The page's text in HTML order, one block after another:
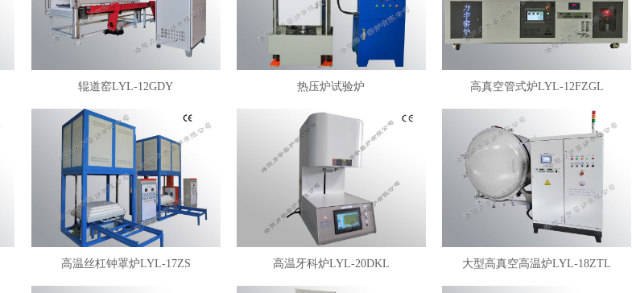
辊道窑LYL-12GDY 热压炉试验炉 高真空管式炉LYL-12FZGL
高温丝杠钟罩炉LYL-17ZS 高温牙科炉LYL-20DKL 大型高真空高温炉LYL-18ZTL